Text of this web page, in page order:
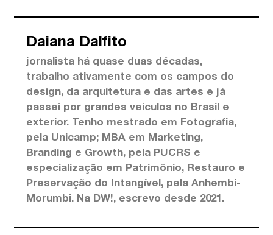
Daiana Dalfito
jornalista há quase duas décadas,
trabalho ativamente com os campos do
design, da arquitetura e das artes e já
passei por grandes veículos no Brasil e
exterior. Tenho mestrado em Fotografia,
pela Unicamp; MBA em Marketing,
Branding e Growth, pela PUCRS e
especialização em Patrimônio, Restauro e
Preservação do Intangível, pela Anhembi-
Morumbi. Na DW!, escrevo desde 2021.